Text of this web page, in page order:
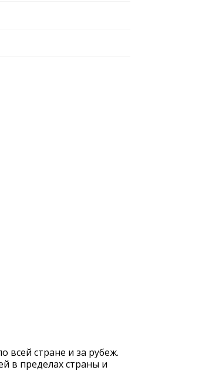
всей стране и за рубеж.
в пределах страны и